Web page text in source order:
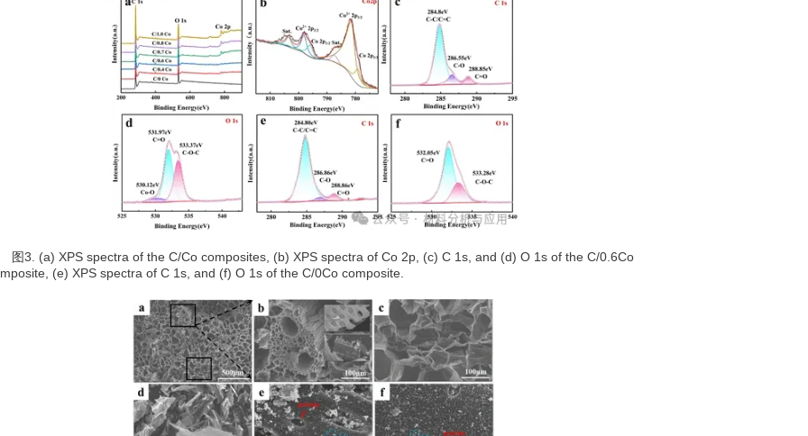
(a) XPS spectra of the C/Co composites, (b) XPS spectra of Co 2p, (c) C 1s, and (d) O 1s of the C/0.6Co
(e) XPS spectra of C 1s, and (f) O 1s of the C/0Co composite.